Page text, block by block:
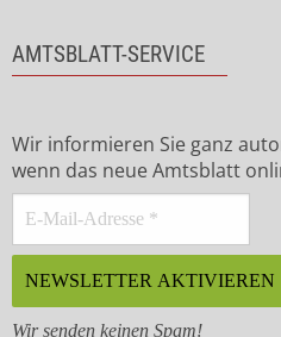
AMTSBLATT-SERVICE
Wir informieren Sie ganz
wenn das neue Amtsblatt
Wir senden keinen Spam!